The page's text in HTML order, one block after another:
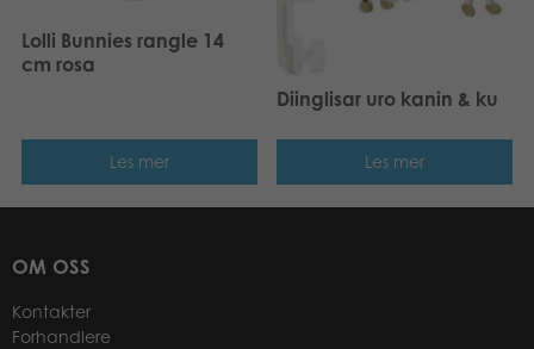
Lolli Bunnies rangle 14
cm rosa
Les mer
Diinglisar uro kanin & ku
Les mer
OM OSS
Kontakter
Forhandlere